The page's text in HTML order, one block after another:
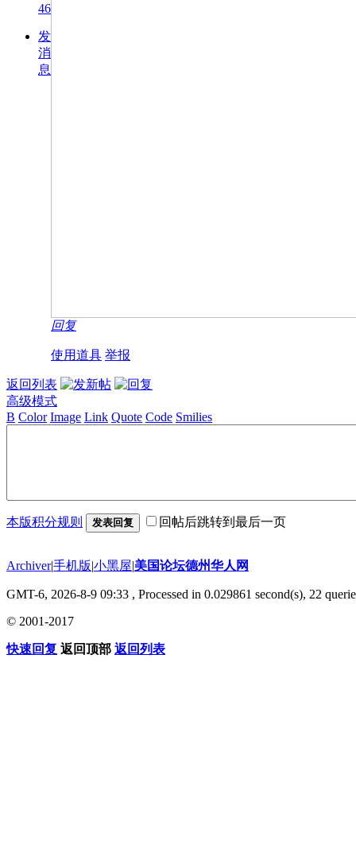
46
发
消
息
回复
使用道具 举报
返回列表
高级模式
B Color Image Link Quote Code Smilies
本版积分规则 发表回复 回帖后跳转到最后一页
Archiver|手机版|小黑屋|美国论坛德州华人网
GMT-6, 2026-8-9 09:33 , Processed in 0.029861 second(s), 22
© 2001-2017
快速回复 返回顶部 返回列表